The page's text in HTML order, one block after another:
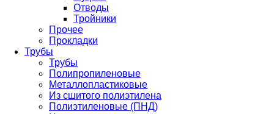
Отводы
Тройники
Прочее
Прокладки
Трубы
Трубы
Полипропиленовые
Металлопластиковые
Из сшитого полиэтилена
Полиэтиленовые (ПНД)